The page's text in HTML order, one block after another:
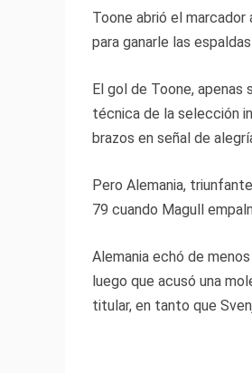
Toone abrió el
para ganarle las
El gol de Toone,
técnica de la selección
brazos en señal de
Pero Alemania,
79 cuando Magull
Alemania echó de
luego que acusó una
titular, en tanto que